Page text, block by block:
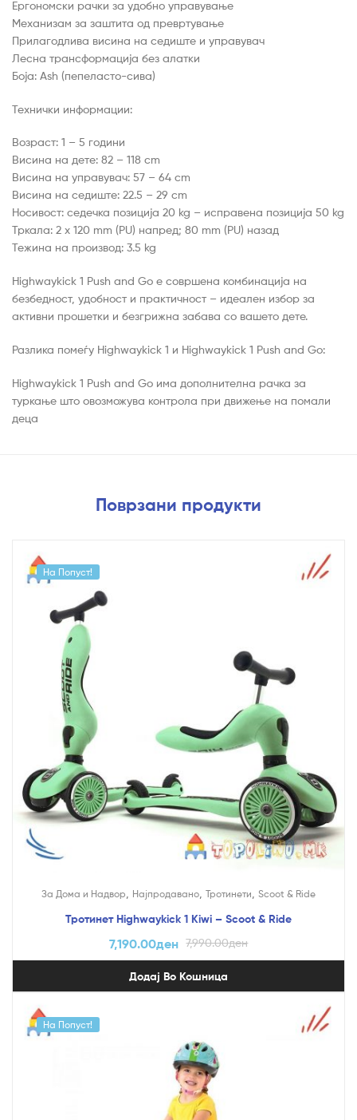
Ергономски рачки за удобно управување
Механизам за заштита од превртување
Прилагодлива висина на седиште и управувач
Лесна трансформација без алатки
Боја: Ash (пепеласто-сива)
Технички информации:
Возраст: 1 – 5 години
Висина на дете: 82 – 118 cm
Висина на управувач: 57 – 64 cm
Висина на седиште: 22.5 – 29 cm
Носивост: седечка позиција 20 kg – исправена позиција 50 kg
Тркала: 2 х 120 mm (PU) напред; 80 mm (PU) назад
Тежина на производ: 3.5 kg
Highwaykick 1 Push and Go е совршена комбинација на
безбедност, удобност и практичност – идеален избор за
активни прошетки и безгрижна забава со вашето дете.
Разлика помеѓу Highwaykick 1 и Highwaykick 1 Push and Go:
Highwaykick 1 Push and Go има дополнителна рачка за
туркање што овозможува контрола при движење на помали
деца
Поврзани продукти
На Попуст!
За Дома и Надвор, Најпродавано, Тротинети, Scoot & Ride
Тротинет Highwaykick 1 Kiwi – Scoot & Ride
7,990.00ден
7,190.00ден
Додај Во Кошница
На Попуст!